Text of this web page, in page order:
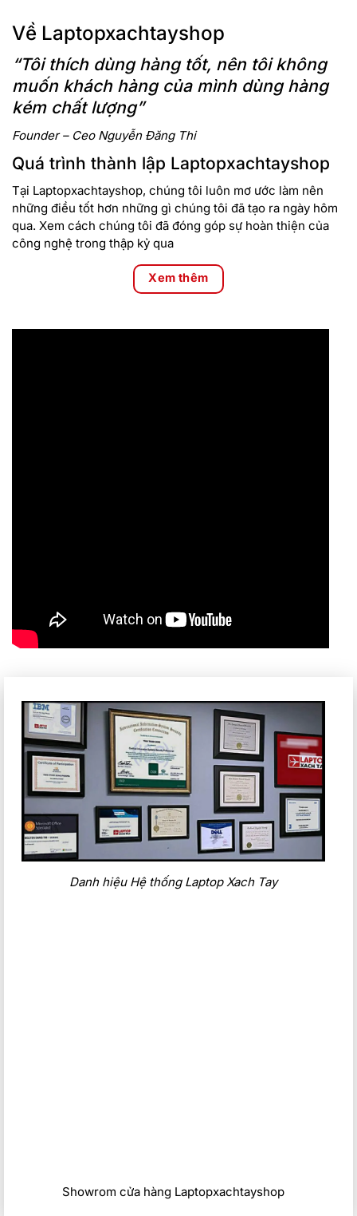
Về Laptopxachtayshop
“Tôi thích dùng hàng tốt, nên tôi không
muốn khách hàng của mình dùng hàng
kém chất lượng”
Founder – Ceo Nguyễn Đăng Thi
Quá trình thành lập Laptopxachtayshop
Tại Laptopxachtayshop, chúng tôi luôn mơ ước làm nên
những điều tốt hơn những gì chúng tôi đã tạo ra ngày hôm
qua. Xem cách chúng tôi đã đóng góp sự hoàn thiện của
công nghệ trong thập kỷ qua
Xem thêm
Danh hiệu Hệ thống Laptop Xach Tay
Showrom cửa hàng Laptopxachtayshop